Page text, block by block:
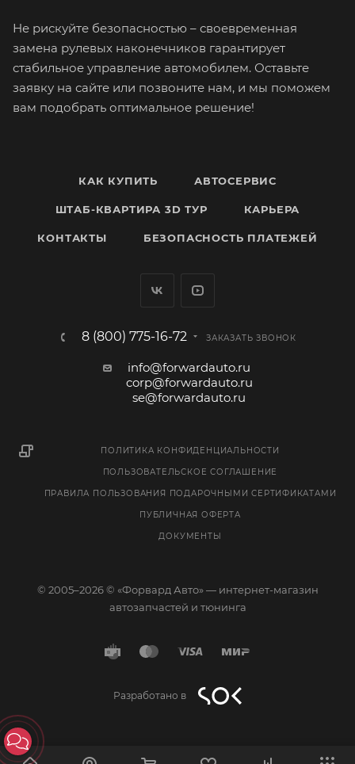
Не рискуйте безопасностью – своевременная
замена рулевых наконечников гарантирует
стабильное управление автомобилем. Оставьте
заявку на сайте или позвоните нам, и мы поможем
вам подобрать оптимальное решение!
КАК КУПИТЬ АВТОСЕРВИС
ШТАБ-КВАРТИРА 3D ТУР КАРЬЕРА
КОНТАКТЫ БЕЗОПАСНОСТЬ ПЛАТЕЖЕЙ
8 (800) 775-16-72 ЗАКАЗАТЬ ЗВОНОК
info@forwardauto.ru
corp@forwardauto.ru
se@forwardauto.ru
ПОЛИТИКА КОНФИДЕНЦИАЛЬНОСТИ
ПОЛЬЗОВАТЕЛЬСКОЕ СОГЛАШЕНИЕ
ПРАВИЛА ПОЛЬЗОВАНИЯ ПОДАРОЧНЫМИ СЕРТИФИКАТАМИ
ПУБЛИЧНАЯ ОФЕРТА
ДОКУМЕНТЫ
© 2005–2026 © «Форвард Авто» — интернет-магазин
автозапчастей и тюнинга
Разработано в